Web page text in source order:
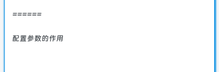
======
配置参数的作用